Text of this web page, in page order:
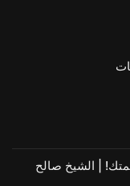
| الشيخ صالح